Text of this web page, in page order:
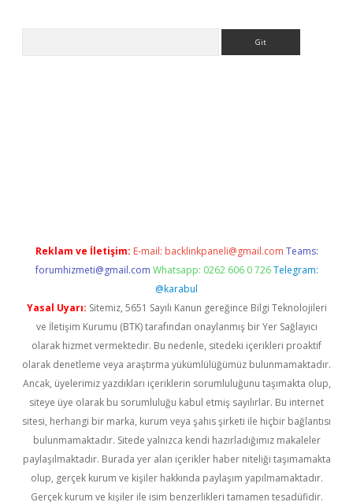
Reklam ve İletişim: E-mail: backlinkpaneli@gmail.com Teams:
forumhizmeti@gmail.com Whatsapp: 0262 606 0 726 Telegram:
@karabul
Yasal Uyarı: Sitemiz, 5651 Sayılı Kanun gereğince Bilgi Teknolojileri
ve İletişim Kurumu (BTK) tarafından onaylanmış bir Yer Sağlayıcı
olarak hizmet vermektedir. Bu nedenle, sitedeki içerikleri proaktif
olarak denetleme veya araştırma yükümlülüğümüz bulunmamaktadır.
Ancak, üyelerimiz yazdıkları içeriklerin sorumluluğunu taşımakta olup,
siteye üye olarak bu sorumluluğu kabul etmiş sayılırlar. Bu internet
sitesi, herhangi bir marka, kurum veya şahıs şirketi ile hiçbir bağlantısı
bulunmamaktadır. Sitede yalnızca kendi hazırladığımız makaleler
paylaşılmaktadır. Burada yer alan içerikler haber niteliği taşımamakta
olup, gerçek kurum ve kişiler hakkında paylaşım yapılmamaktadır.
Gerçek kurum ve kişiler ile isim benzerlikleri tamamen tesadüfidir.